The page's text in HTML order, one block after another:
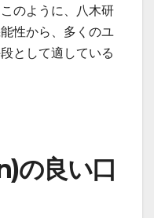
のように、八木研
性から、多くのユ
として適している
の良い口